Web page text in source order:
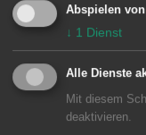
Abspielen
↓ 1 Dienst
Alle Dienste
Mit diesem
deaktivieren.